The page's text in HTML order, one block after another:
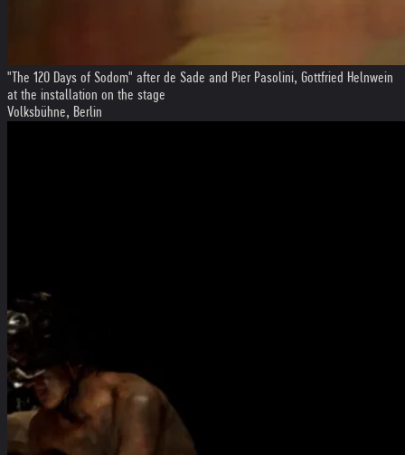
"The 120 Days of Sodom" after de Sade and Pier Pasolini, Gottfried Helnwein
at the installation on the stage
Volksbühne, Berlin